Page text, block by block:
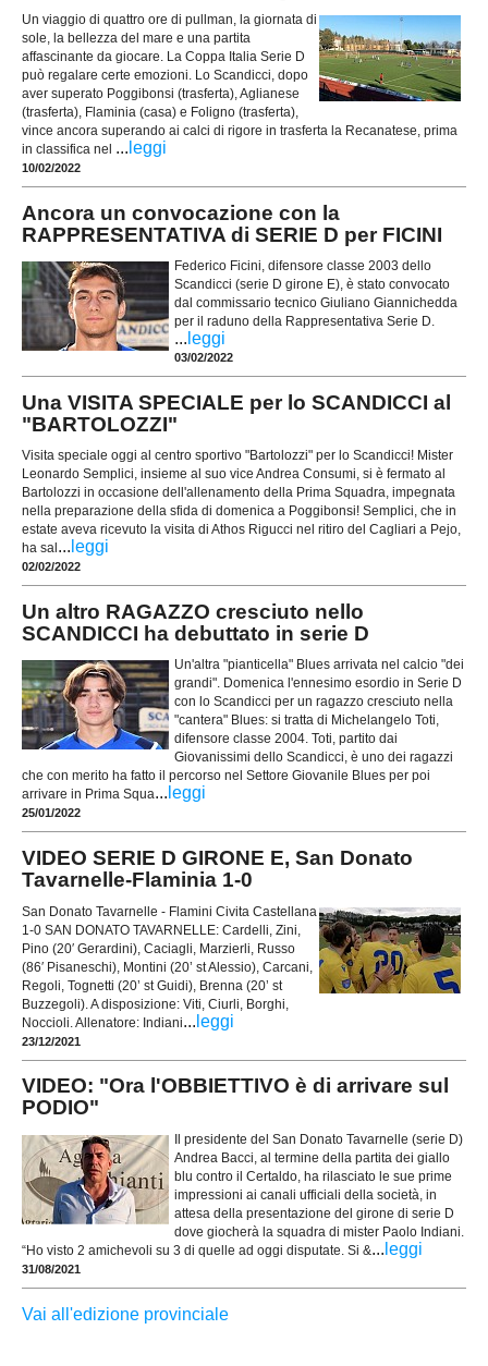
Un viaggio di quattro ore di pullman, la giornata di
sole, la bellezza del mare e una partita
affascinante da giocare. La Coppa Italia Serie D
può regalare certe emozioni. Lo Scandicci, dopo
aver superato Poggibonsi (trasferta), Aglianese
(trasferta), Flaminia (casa) e Foligno (trasferta),
vince ancora superando ai calci di rigore in trasferta la Recanatese, prima
in classifica nel ... leggi
10/02/2022
Ancora un convocazione con la
RAPPRESENTATIVA di SERIE D per FICINI
Federico Ficini, difensore classe 2003 dello
Scandicci (serie D girone E), è stato convocato
dal commissario tecnico Giuliano Giannichedda
per il raduno della Rappresentativa Serie D.
... leggi
03/02/2022
Una VISITA SPECIALE per lo SCANDICCI al
"BARTOLOZZI"
Visita speciale oggi al centro sportivo "Bartolozzi" per lo Scandicci! Mister
Leonardo Semplici, insieme al suo vice Andrea Consumi, si è fermato al
Bartolozzi in occasione dell'allenamento della Prima Squadra, impegnata
nella preparazione della sfida di domenica a Poggibonsi! Semplici, che in
estate aveva ricevuto la visita di Athos Rigucci nel ritiro del Cagliari a Pejo,
ha sal ... leggi
02/02/2022
Un altro RAGAZZO cresciuto nello
SCANDICCI ha debuttato in serie D
Un'altra "pianticella" Blues arrivata nel calcio "dei
grandi". Domenica l'ennesimo esordio in Serie D
con lo Scandicci per un ragazzo cresciuto nella
"cantera" Blues: si tratta di Michelangelo Toti,
difensore classe 2004. Toti, partito dai
Giovanissimi dello Scandicci, è uno dei ragazzi
che con merito ha fatto il percorso nel Settore Giovanile Blues per poi
arrivare in Prima Squa... leggi
25/01/2022
VIDEO SERIE D GIRONE E, San Donato
Tavarnelle-Flaminia 1-0
San Donato Tavarnelle - Flamini Civita Castellana
1-0 SAN DONATO TAVARNELLE: Cardelli, Zini,
Pino (20′ Gerardini), Caciagli, Marzierli, Russo
(86′ Pisaneschi), Montini (20’ st Alessio), Carcani,
Regoli, Tognetti (20’ st Guidi), Brenna (20’ st
Buzzegoli). A disposizione: Viti, Ciurli, Borghi,
Noccioli. Allenatore: Indiani... leggi
23/12/2021
VIDEO: "Ora l'OBBIETTIVO è di arrivare sul
PODIO"
Il presidente del San Donato Tavarnelle (serie D)
Andrea Bacci, al termine della partita dei giallo
blu contro il Certaldo, ha rilasciato le sue prime
impressioni ai canali ufficiali della società, in
attesa della presentazione del girone di serie D
dove giocherà la squadra di mister Paolo Indiani.
“Ho visto 2 amichevoli su 3 di quelle ad oggi disputate. Si &... leggi
31/08/2021
Vai all'edizione provinciale